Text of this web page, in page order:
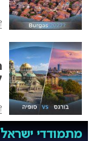
מתמודדי ישראל